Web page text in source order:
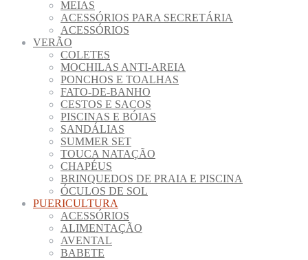
MEIAS
ACESSÓRIOS PARA SECRETÁRIA
ACESSÓRIOS
VERÃO
COLETES
MOCHILAS ANTI-AREIA
PONCHOS E TOALHAS
FATO-DE-BANHO
CESTOS E SACOS
PISCINAS E BÓIAS
SANDÁLIAS
SUMMER SET
TOUCA NATAÇÃO
CHAPÉUS
BRINQUEDOS DE PRAIA E PISCINA
ÓCULOS DE SOL
PUERICULTURA
ACESSÓRIOS
ALIMENTAÇÃO
AVENTAL
BABETE